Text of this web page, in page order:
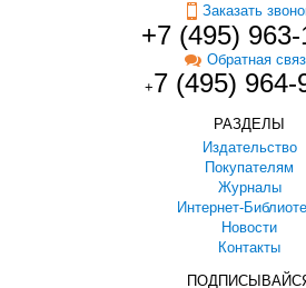
Заказать
+7 (495)
Обратная
+7 (495) 964-
РАЗДЕЛЫ
Издательство
Покупателям
Журналы
Интернет-
Новости
Контакты